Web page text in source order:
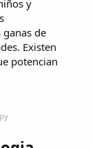
y
de
Existen
potencian